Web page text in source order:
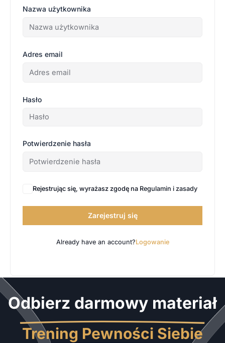
Nazwa użytkownika
Adres email
Hasło
Potwierdzenie hasła
Rejestrując się, wyrażasz zgodę na Regulamin i zasady
Zarejestruj się
Already have an account?Logowanie
Odbierz darmowy materiał
Trening Pewności Siebie